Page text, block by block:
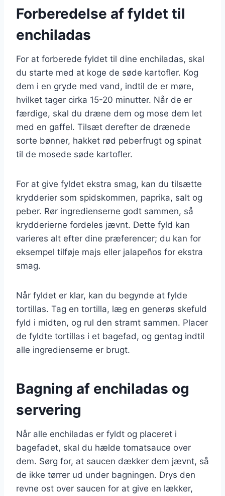
Forberedelse af fyldet til
enchiladas
For at forberede fyldet til dine enchiladas, skal
du starte med at koge de søde kartofler. Kog
dem i en gryde med vand, indtil de er møre,
hvilket tager cirka 15-20 minutter. Når de er
færdige, skal du dræne dem og mose dem let
med en gaffel. Tilsæt derefter de drænede
sorte bønner, hakket rød peberfrugt og spinat
til de mosede søde kartofler.
For at give fyldet ekstra smag, kan du tilsætte
krydderier som spidskommen, paprika, salt og
peber. Rør ingredienserne godt sammen, så
krydderierne fordeles jævnt. Dette fyld kan
varieres alt efter dine præferencer; du kan for
eksempel tilføje majs eller jalapeños for ekstra
smag.
Når fyldet er klar, kan du begynde at fylde
tortillas. Tag en tortilla, læg en generøs skefuld
fyld i midten, og rul den stramt sammen. Placer
de fyldte tortillas i et bagefad, og gentag indtil
alle ingredienserne er brugt.
Bagning af enchiladas og
servering
Når alle enchiladas er fyldt og placeret i
bagefadet, skal du hælde tomatsauce over
dem. Sørg for, at saucen dækker dem jævnt, så
de ikke tørrer ud under bagningen. Drys den
revne ost over saucen for at give en lækker,